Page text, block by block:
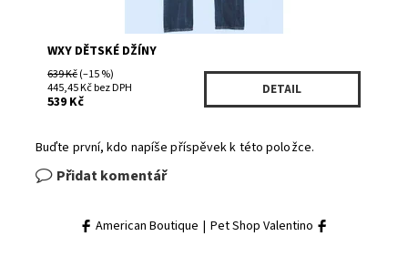
WXY DĚTSKÉ DŽÍNY
639 Kč(–15 %)
445,45 Kč bez DPH
539 Kč
DETAIL
Buďte první, kdo napíše příspěvek k této položce.
Přidat komentář
American Boutique | Pet Shop Valentino